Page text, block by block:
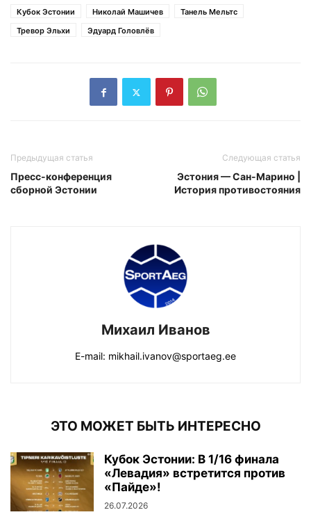
Кубок Эстонии
Николай Машичев
Танель Мельтс
Тревор Эльхи
Эдуард Головлёв
Предыдущая статья
Пресс-конференция
сборной Эстонии
Следующая статья
Эстония — Сан-Марино |
История противостояния
Михаил Иванов
E-mail: mikhail.ivanov@sportaeg.ee
ЭТО МОЖЕТ БЫТЬ ИНТЕРЕСНО
Кубок Эстонии: В 1/16 финала
«Левадия» встретится против
«Пайде»!
26.07.2026